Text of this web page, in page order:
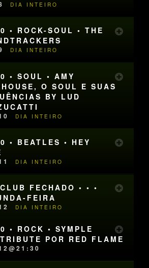
DIA INTEIRO
• ROCK-SOUL • THE
DIA INTEIRO
• SOUL • AMY
O SOUL E SUAS
BY LUD
DIA INTEIRO
• BEATLES • HEY
DIA INTEIRO
FECHADO • • •
FEIRA
DIA INTEIRO
• ROCK • SYMPLE
POR RED FLAME